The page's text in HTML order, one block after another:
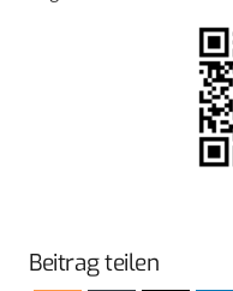
Beitrag teilen